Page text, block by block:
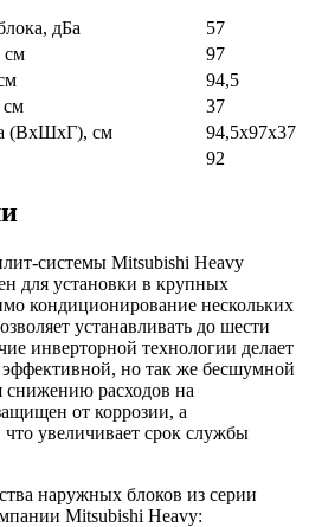
дБа
57
см
97
94,5
см
37
(ВхШхГ), см
94,5x97x37
92
системы Mitsubishi Heavy
для установки в крупных
кондиционирование нескольких
устанавливать до шести
инверторной технологии делает
эффективной, но так же бесшумной
снижению расходов на
от коррозии, а
увеличивает срок службы
наружных блоков из серии
Mitsubishi Heavy: